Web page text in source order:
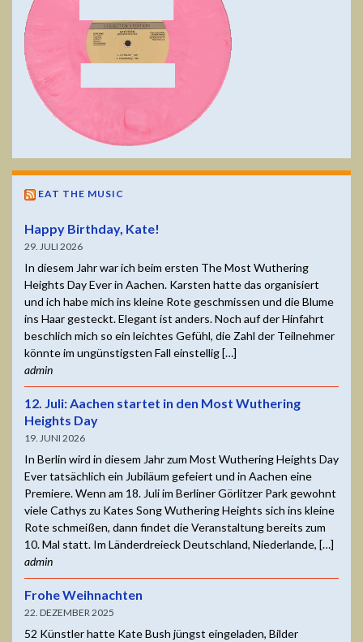
EAT THE MUSIC
Happy Birthday, Kate!
29. JULI 2026
In diesem Jahr war ich beim ersten The Most Wuthering
Heights Day Ever in Aachen. Karsten hatte das organisiert
und ich habe mich ins kleine Rote geschmissen und die Blume
ins Haar gesteckt. Elegant ist anders. Noch auf der Hinfahrt
beschlich mich so ein leichtes Gefühl, die Zahl der Teilnehmer
könnte im ungünstigsten Fall einstellig […]
admin
12. Juli: Aachen startet in den Most Wuthering
Heights Day
19. JUNI 2026
In Berlin wird in diesem Jahr zum Most Wuthering Heights Day
Ever tatsächlich ein Jubiläum gefeiert und in Aachen eine
Premiere. Wenn am 18. Juli im Berliner Görlitzer Park gewohnt
viele Cathys zu Kates Song Wuthering Heights sich ins kleine
Rote schmeißen, dann findet die Veranstaltung bereits zum
10. Mal statt. Im Länderdreieck Deutschland, Niederlande, […]
admin
Frohe Weihnachten
22. DEZEMBER 2025
52 Künstler hatte Kate Bush jüngst eingeladen, Bilder